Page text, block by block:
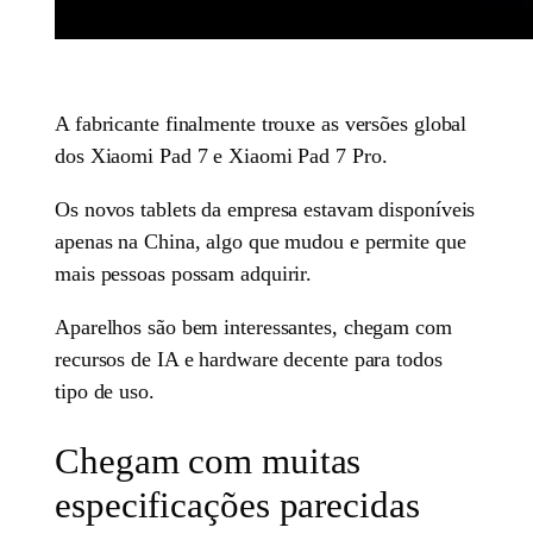
A fabricante finalmente trouxe as versões global
dos Xiaomi Pad 7 e Xiaomi Pad 7 Pro.
Os novos tablets da empresa estavam disponíveis
apenas na China, algo que mudou e permite que
mais pessoas possam adquirir.
Aparelhos são bem interessantes, chegam com
recursos de IA e hardware decente para todos
tipo de uso.
Chegam com muitas
especificações parecidas